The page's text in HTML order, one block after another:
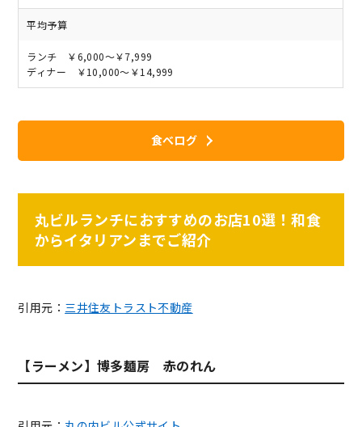
平均予算
ランチ ￥6,000～￥7,999
ディナー ￥10,000～￥14,999
食べログ
丸ビルランチにおすすめのお店10選！和食
からイタリアンまでご紹介
引用元：三井住友トラスト不動産
【ラーメン】博多麺房 赤のれん